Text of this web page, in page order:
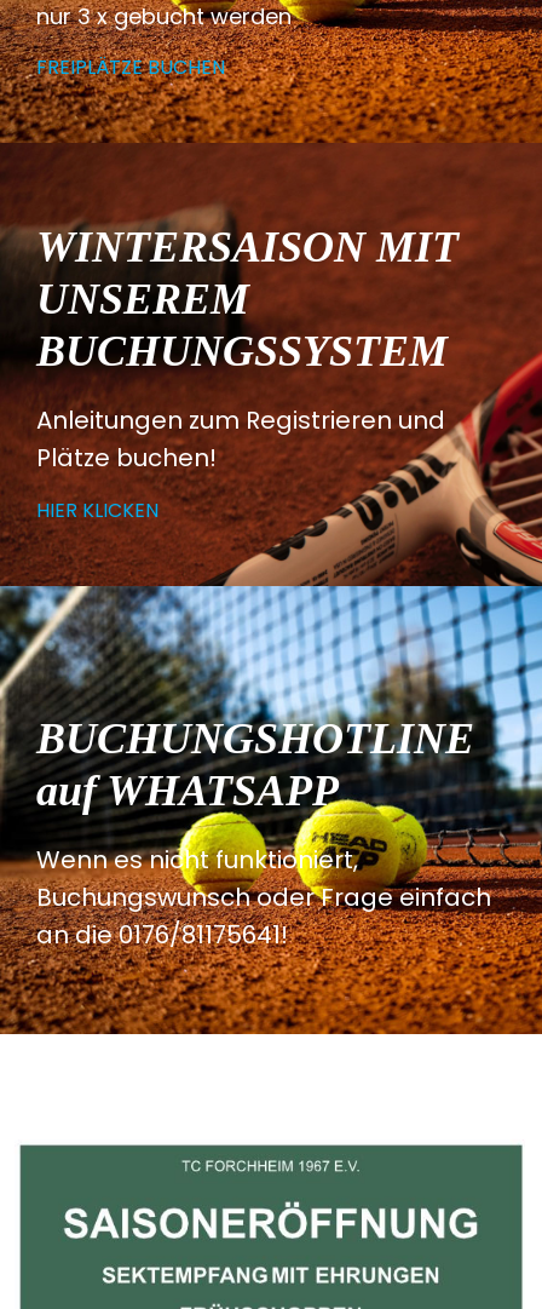
nur 3 x gebucht werden
FREIPLÄTZE BUCHEN
WINTERSAISON MIT
UNSEREM
BUCHUNGSSYSTEM
Anleitungen zum Registrieren und
Plätze buchen!
HIER KLICKEN
BUCHUNGSHOTLINE
auf WHATSAPP
Wenn es nicht funktioniert,
Buchungswunsch oder Frage einfach
an die 0176/81175641!